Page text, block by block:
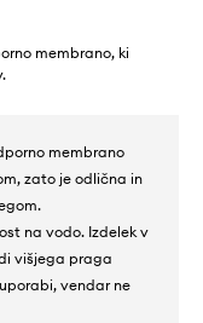
membrano, ki
membrano
zato je odlična in
na vodo. Izdelek v
višjega praga
vendar ne